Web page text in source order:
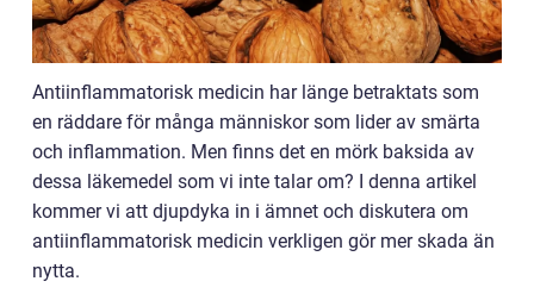
Antiinflammatorisk medicin har länge betraktats som
en räddare för många människor som lider av smärta
och inflammation. Men finns det en mörk baksida av
dessa läkemedel som vi inte talar om? I denna artikel
kommer vi att djupdyka in i ämnet och diskutera om
antiinflammatorisk medicin verkligen gör mer skada än
nytta.